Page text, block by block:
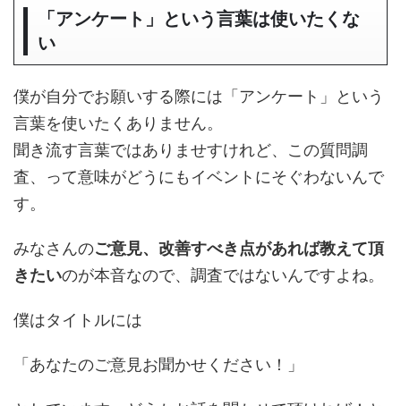
「アンケート」という言葉は使いたくな
い
僕が自分でお願いする際には「アンケート」という
言葉を使いたくありません。
聞き流す言葉ではありませすけれど、この質問調
査、って意味がどうにもイベントにそぐわないんで
す。
みなさんのご意見、改善すべき点があれば教えて頂
きたいのが本音なので、調査ではないんですよね。
僕はタイトルには
「あなたのご意見お聞かせください！」